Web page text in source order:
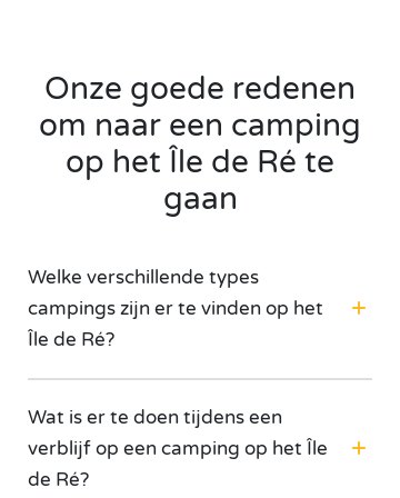
Onze goede redenen
om naar een camping
op het Île de Ré te
gaan
Welke verschillende types
campings zijn er te vinden op het
Île de Ré?
Wat is er te doen tijdens een
verblijf op een camping op het Île
de Ré?